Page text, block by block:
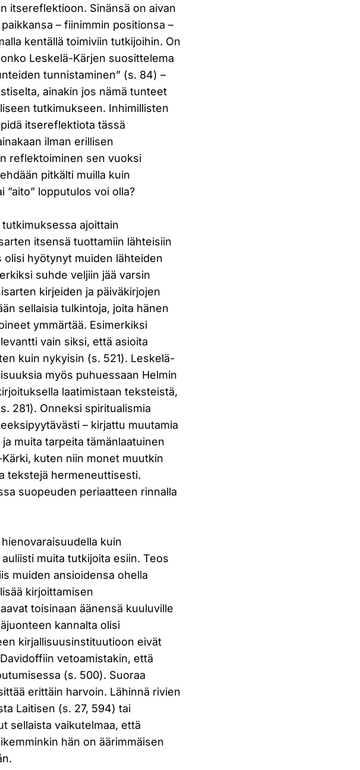
itsereflektioon. Sinänsä on aivan
– fiinimmin positionsa –
kentällä toimiviin tutkijoihin. On
Leskelä-Kärjen suosittelema
tunnistaminen” (s. 84) –
ainakin jos nämä tunteet
tutkimukseen. Inhimillisten
itsereflektiota tässä
ilman erillisen
reflektoiminen sen vuoksi
pitkälti muilla kuin
lopputulos voi olla?
ajoittain
itsensä tuottamiin lähteisiin
olisi hyötynyt muiden lähteiden
suhde veljiin jää varsin
kirjeiden ja päiväkirjojen
sellaisia tulkintoja, joita hänen
ymmärtää. Esimerkiksi
vain siksi, että asioita
kuin nykyisin (s. 521). Leskelä-
myös puhuessaan Helmin
laatimistaan teksteistä,
281). Onneksi spiritualismia
– kirjattu muutamia
muita tarpeita tämänlaatuinen
kuten niin monet muutkin
tekstejä hermeneuttisesti.
suopeuden periaatteen rinnalla
kuin
muita tutkijoita esiin. Teos
muiden ansioidensa ohella
kirjoittamisen
toisinaan äänensä kuuluville
kannalta olisi
kirjallisuusinstituutioon eivät
vetoamistakin, että
(s. 500). Suoraa
erittäin harvoin. Lähinnä rivien
Laitisen (s. 27, 594) tai
sellaista vaikutelmaa, että
hän on äärimmäisen